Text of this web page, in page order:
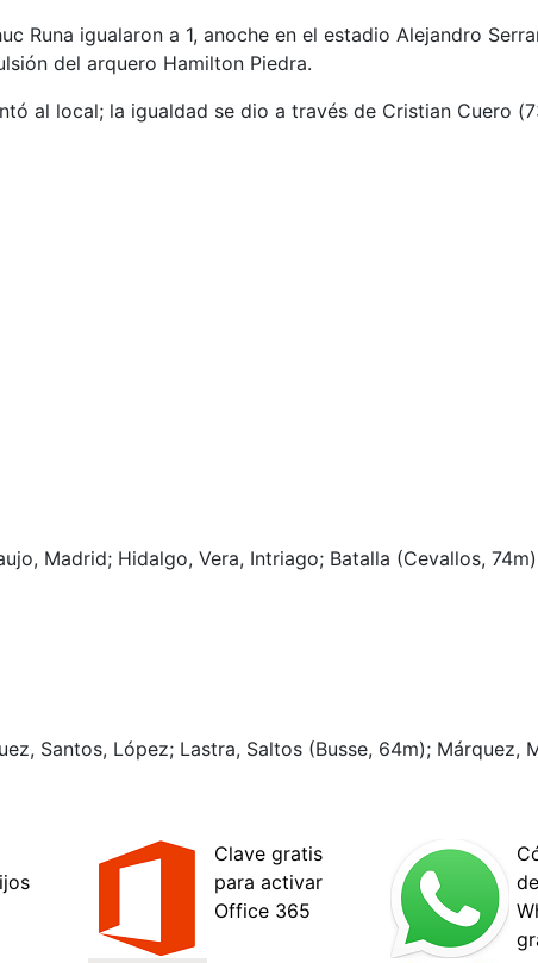
Runa igualaron a 1, anoche en el estadio Alejandro
del arquero Hamilton Piedra.
al local; la igualdad se dio a través de Cristian Cuero
Madrid; Hidalgo, Vera, Intriago; Batalla (Cevallos,
Santos, López; Lastra, Saltos (Busse, 64m); Márquez,